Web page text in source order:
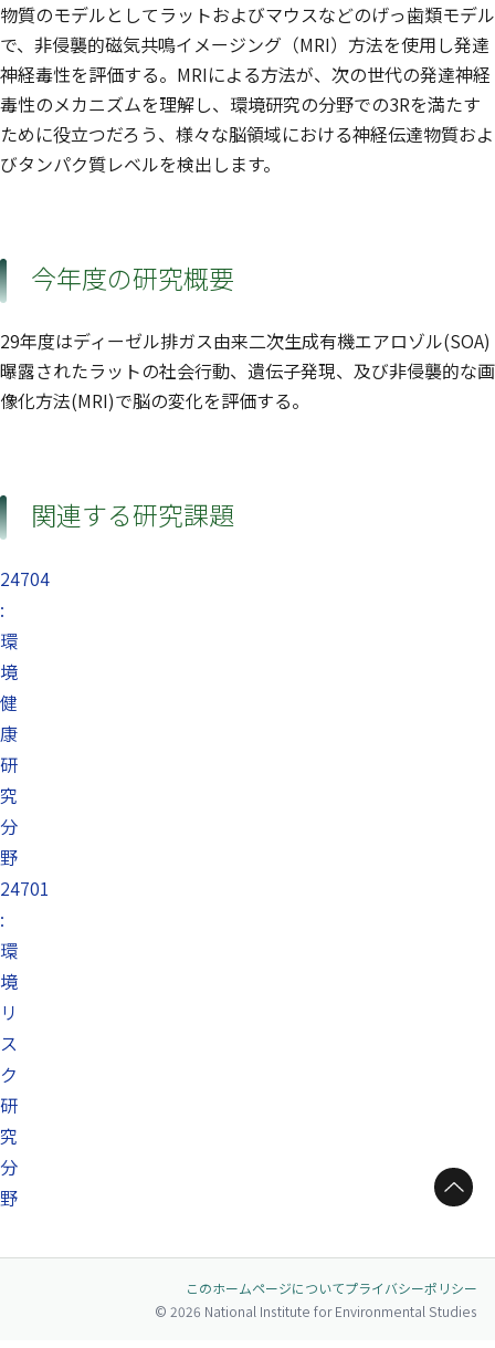
物質のモデルとしてラットおよびマウスなどのげっ歯類モデル
で、非侵襲的磁気共鳴イメージング（MRI）方法を使用し発達
神経毒性を評価する。MRIによる方法が、次の世代の発達神経
毒性のメカニズムを理解し、環境研究の分野での3Rを満たす
ために役立つだろう、様々な脳領域における神経伝達物質およ
びタンパク質レベルを検出します。
今年度の研究概要
29年度はディーゼル排ガス由来二次生成有機エアロゾル(SOA)
曝露されたラットの社会行動、遺伝子発現、及び非侵襲的な画
像化方法(MRI)で脳の変化を評価する。
関連する研究課題
24704
:
環
境
健
康
研
究
分
野
24701
:
環
境
リ
ス
ク
研
究
分
野
ページトップへ
このホームページについてプライバシーポリシー
© 2026 National Institute for Environmental Studies